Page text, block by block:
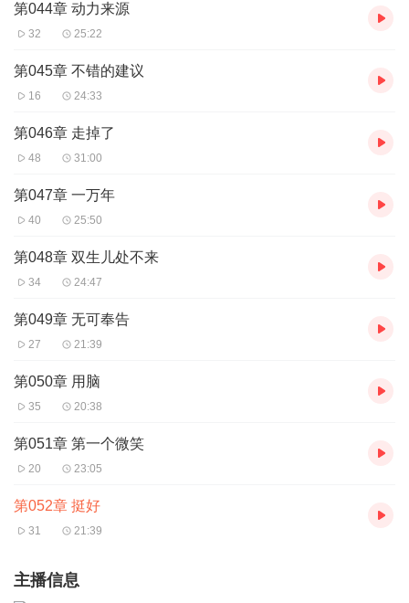
第044章 动力来源
32 25:22
第045章 不错的建议
16 24:33
第046章 走掉了
48 31:00
第047章 一万年
40 25:50
第048章 双生儿处不来
34 24:47
第049章 无可奉告
27 21:39
第050章 用脑
35 20:38
第051章 第一个微笑
20 23:05
第052章 挺好
31 21:39
主播信息